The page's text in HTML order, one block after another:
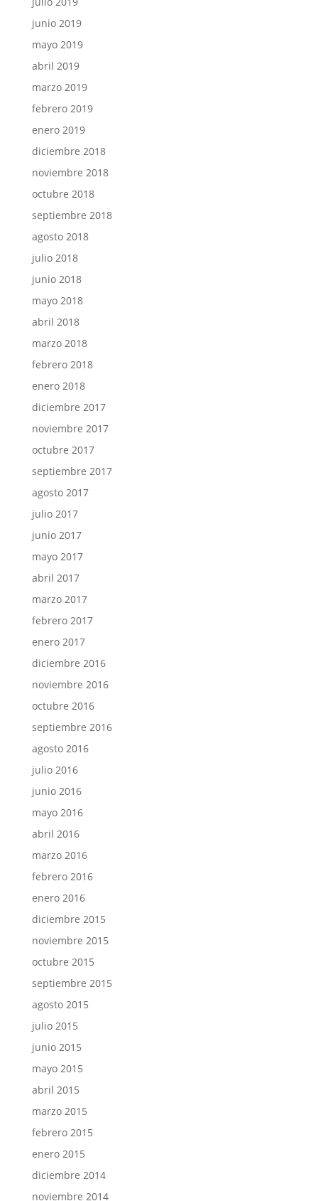
junio 2019
mayo 2019
abril 2019
marzo 2019
febrero 2019
enero 2019
diciembre 2018
noviembre 2018
octubre 2018
septiembre 2018
agosto 2018
julio 2018
junio 2018
mayo 2018
abril 2018
marzo 2018
febrero 2018
enero 2018
diciembre 2017
noviembre 2017
octubre 2017
septiembre 2017
agosto 2017
julio 2017
junio 2017
mayo 2017
abril 2017
marzo 2017
febrero 2017
enero 2017
diciembre 2016
noviembre 2016
octubre 2016
septiembre 2016
agosto 2016
julio 2016
junio 2016
mayo 2016
abril 2016
marzo 2016
febrero 2016
enero 2016
diciembre 2015
noviembre 2015
octubre 2015
septiembre 2015
agosto 2015
julio 2015
junio 2015
mayo 2015
abril 2015
marzo 2015
febrero 2015
enero 2015
diciembre 2014
noviembre 2014